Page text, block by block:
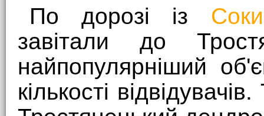
По дорозі із
завітали до
найпопулярніший
кількості